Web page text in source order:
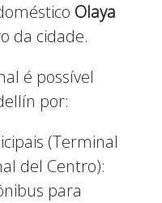
Olaya
da cidade.
é possível
por:
(Terminal
del Centro):
para